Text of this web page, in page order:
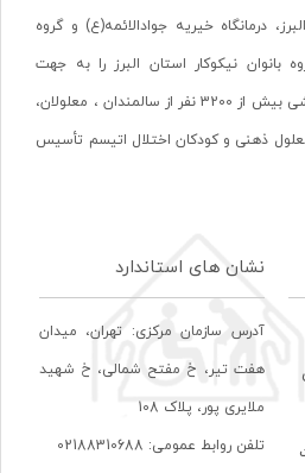
درمانگاه خیریه جوادالائمه(ع) و گروه
بانوان نیکوکار استان البرز را به جهت
مراقبت ، درمان ، آموزش و توانبخشی بیش از 3200 نفر از سالمندان ، معلولان،
ذهنی و کودکان اختلال اتیسم تأسیس
نشان های استاندارد
آدرس سازمان مرکزی: تهران، ميدان
هفت تير، خ مفتح شمالی، خ شهيد
ملايری پور، پلاک 108
تلفن روابط عمومی: 02188310688